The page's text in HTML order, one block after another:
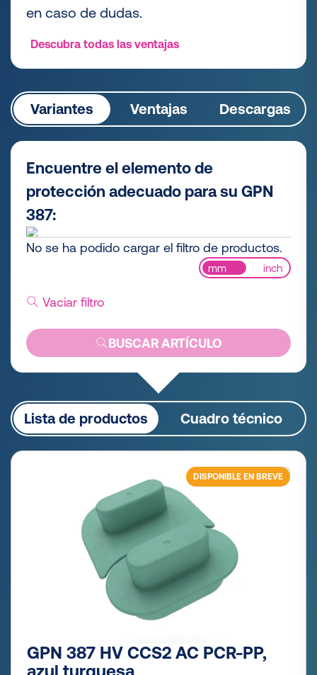
en caso de dudas.
Descubra todas las ventajas
Variantes Ventajas Descargas
Encuentre el elemento de
protección adecuado para su GPN
387:
No se ha podido cargar el filtro de productos.
mm inch
Vaciar filtro
BUSCAR ARTÍCULO
Lista de productos Cuadro técnico
DISPONIBLE EN BREVE
GPN 387 HV CCS2 AC PCR-PP,
azul turquesa